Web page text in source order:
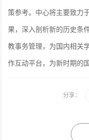
策参考。中心将主要致力
果，深入剖析新的历史条
教事务管理，为国内相关
作互动平台，为新时期的
分享：